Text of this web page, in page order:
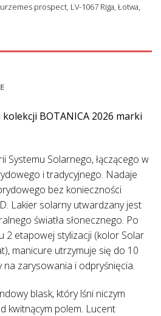
prospect, LV-1067 Riga, Łotwa,
BOTANICA 2026 marki
Systemu Solarnego, łączącego w
i tradycyjnego. Nadaje
bez konieczności
Lakier solarny utwardzany jest
światła słonecznego. Po
2 etapowej stylizacji (kolor Solar
manicure utrzymuje się do 10
zarysowania i odpryśnięcia.
blask, który lśni niczym
kwitnącym polem. Lucent